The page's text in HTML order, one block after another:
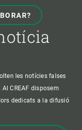
les notícies falses
CREAF disposem
dedicats a la difusió